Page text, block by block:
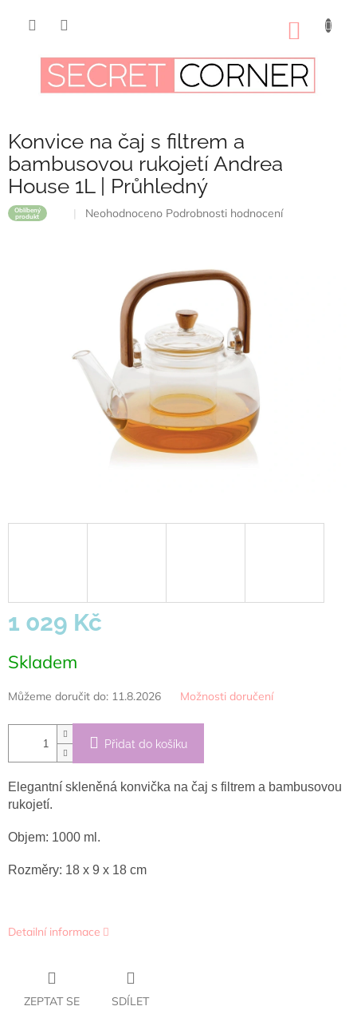
Konvice na čaj s filtrem a
bambusovou rukojetí Andrea
House 1L | Průhledný
Oblíbený
produkt
Průměrné
hvězdiček.
Neohodnoceno Podrobnosti hodnocení
1 029 Kč
cena:
Skladem
Můžeme doručit do: 11.8.2026 Možnosti doručení
Přidat do košíku
Elegantní skleněná konvička na čaj s filtrem a bambusovou
rukojetí.
Objem: 1000 ml.
Rozměry: 18 x 9 x 18 cm
Detailní informace
ZEPTAT SE SDÍLET